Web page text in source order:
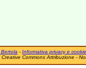
Bertola - Informativa privacy e cookie
Commons Attribuzione -